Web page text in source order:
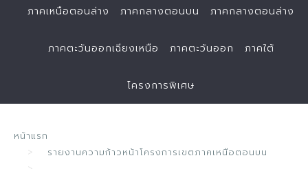
ภาคเหนือตอนล่าง ภาคกลางตอนบน ภาคกลางตอนล่าง
ภาคตะวันออกเฉียงเหนือ ภาคตะวันออก ภาคใต้
โครงการพิเศษ
หน้าแรก
รายงานความก้าวหน้าโครงการเขตภาคเหนือตอนบน